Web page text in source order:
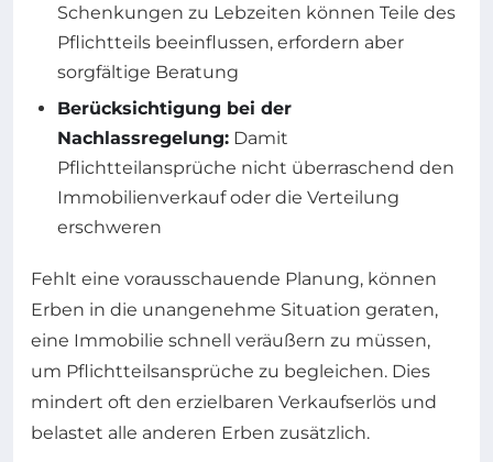
Schenkungen zu Lebzeiten können Teile des
Pflichtteils beeinflussen, erfordern aber
sorgfältige Beratung
Berücksichtigung bei der
Nachlassregelung: Damit
Pflichtteilansprüche nicht überraschend den
Immobilienverkauf oder die Verteilung
erschweren
Fehlt eine vorausschauende Planung, können
Erben in die unangenehme Situation geraten,
eine Immobilie schnell veräußern zu müssen,
um Pflichtteilsansprüche zu begleichen. Dies
mindert oft den erzielbaren Verkaufserlös und
belastet alle anderen Erben zusätzlich.